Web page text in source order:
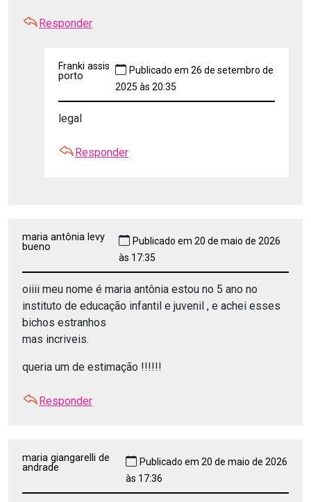
Responder
Franki assis
porto
Publicado em 26 de setembro de
2025 às 20:35
legal
Responder
maria antônia levy
bueno
Publicado em 20 de maio de 2026
às 17:35
oiiii meu nome é maria antônia estou no 5 ano no
instituto de educação infantil e juvenil , e achei esses
bichos estranhos
mas incriveis.
queria um de estimação !!!!!!
Responder
maria giangarelli de
andrade
Publicado em 20 de maio de 2026
às 17:36